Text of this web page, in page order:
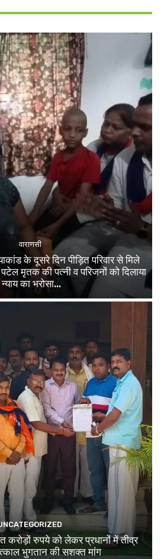
वाराणसी
के दूसरे दिन पीड़ित परिवार से मिले
मृतक की पत्नी व परिजनों को दिलाया
न्याय का भरोसा...
करोड़ों रुपये को लेकर प्रधानों में तीव्र
भुगतान की सशक्त मांग